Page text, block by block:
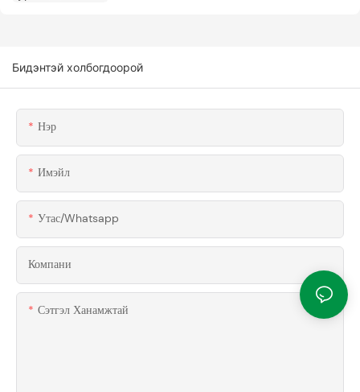
Бидэнтэй холбогдоорой
Нэр
Имэйл
Утас/whatsapp
Компани
Сэтгэл Ханамжтай